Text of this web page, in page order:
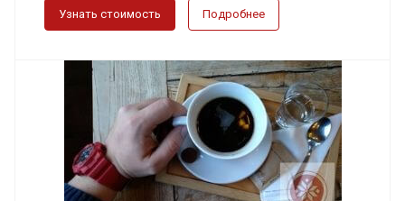
Узнать стоимость Подробнее